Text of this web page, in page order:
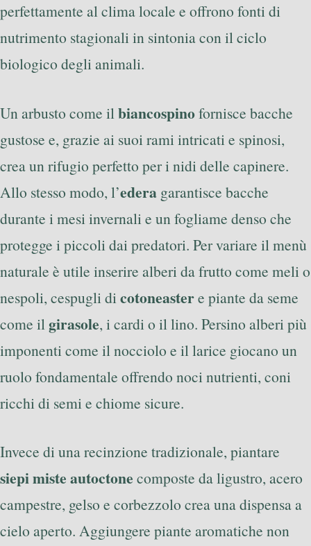
perfettamente al clima locale e offrono fonti di
nutrimento stagionali in sintonia con il ciclo
biologico degli animali.
Un arbusto come ilbiancospinofornisce bacche
gustose e, grazie ai suoi rami intricati e spinosi,
crea un rifugio perfetto per i nidi delle capinere.
Allo stesso modo, l’edera garantisce bacche
durante i mesi invernali e un fogliame denso che
protegge i piccoli dai predatori. Per variare il menù
naturale è utile inserire alberi da frutto come meli o
nespoli, cespugli dicotoneastere piante da seme
come ilgirasole, i cardi o il lino. Persino alberi più
imponenti come il nocciolo e il larice giocano un
ruolo fondamentale offrendo noci nutrienti, coni
ricchi di semi e chiome sicure.
Invece di una recinzione tradizionale, piantare
siepi miste autoctone composte da ligustro, acero
campestre, gelso e corbezzolo crea una dispensa a
cielo aperto. Aggiungere piante aromatiche non